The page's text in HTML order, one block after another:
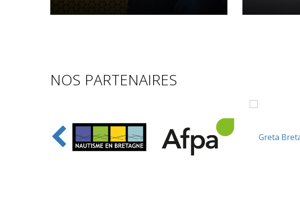
NOS PARTENAIRES